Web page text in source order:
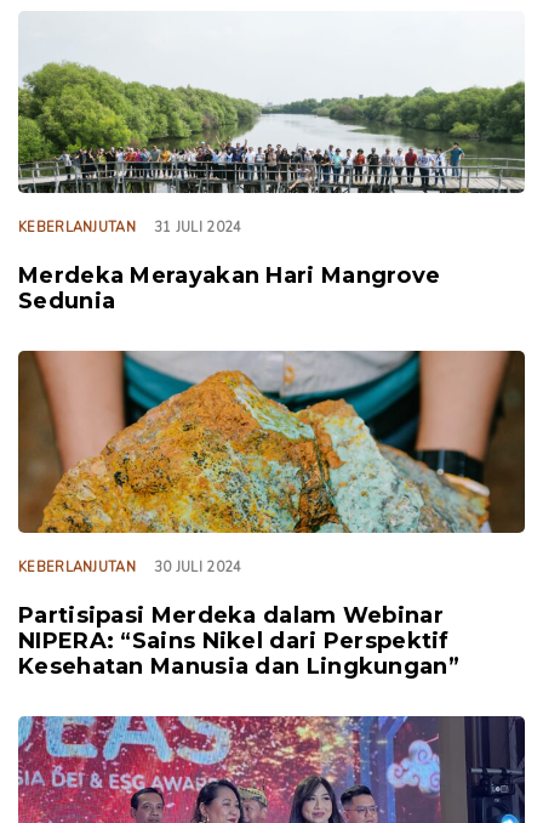
KEBERLANJUTAN 31 JULI 2024
Merdeka Merayakan Hari Mangrove
Sedunia
TAGS
KEBERLANJUTAN 30 JULI 2024
Partisipasi Merdeka dalam Webinar
NIPERA: “Sains Nikel dari Perspektif
Kesehatan Manusia dan Lingkungan”
TAGS